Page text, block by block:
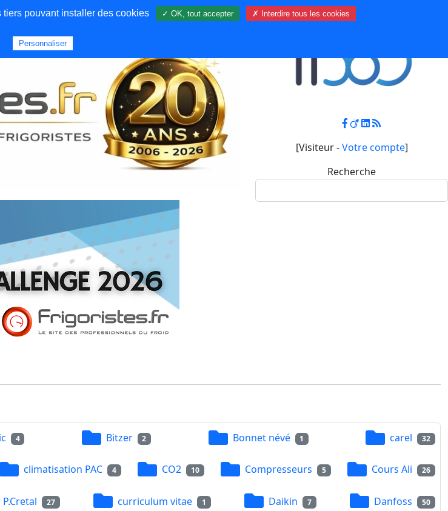
Emploi Qui sommes nous Contact Mon compte
[Visiteur -Votre compte]
Recherche
4 Bitzer 2 Bonnet névé 1 carel 32
climatisation PAC 4 CO2 10 Compresseurs 5 Cours Ali 26
27 curriculum vitae 1 Daikin 7 Danfoss 50
pouvant installer des cookies ✓ OK, tout accepter ✗ Interdire tous les cookies
Personnaliser